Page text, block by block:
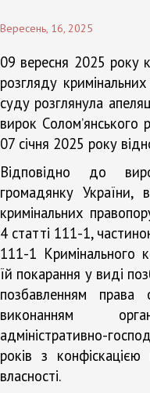
Вересень, 16, 2025
09 вересня 2025 року
розгляду
суду розглянула
вирок Соломʼянського
07 січня 2025 року
Відповідно до
громадянку України,
кримінальних
4 статті 111-1,
111-1 Кримінального
їй покарання у виді
позбавленням права
виконанням
адміністративно-
років з
власності.